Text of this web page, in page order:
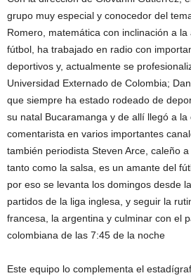
grupo muy especial y conocedor del
Romero, matemática con inclinación a
fútbol, ha trabajado en radio con
deportivos y, actualmente se
Universidad Externado de Colombia;
que siempre ha estado rodeado de
su natal Bucaramanga y de allí llegó a
comentarista en varios importantes
también periodista Steven Arce, caleño
tanto como la salsa, es un amante del
por eso se levanta los domingos desde
partidos de la liga inglesa, y seguir la
francesa, la argentina y culminar con el
colombiana de las 7:45 de la noche
Este equipo lo complementa el